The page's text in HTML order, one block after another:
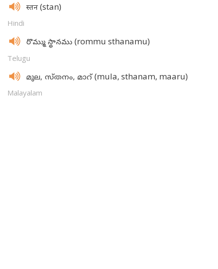
स्तन (stan)
Hindi
రొమ్ము స్థానము (rommu sthanamu)
Telugu
മുല, സ്‌തനം, മാറ്‌ (mula, sthanam, maaru)
Malayalam